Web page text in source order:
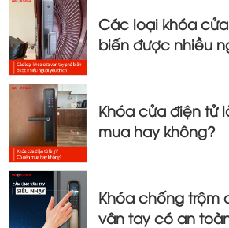
Các loại khóa
biến được nhiều
Khóa cửa điện tử
mua hay không?
Khóa chống trộm
vân tay có an